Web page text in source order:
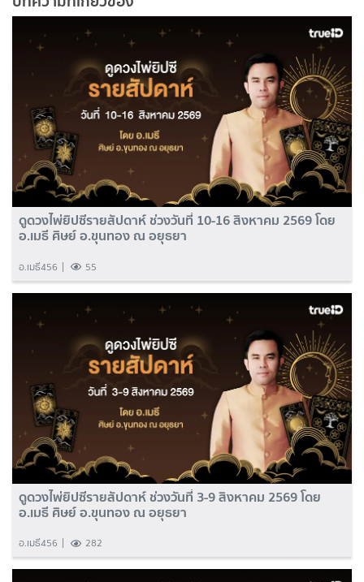
ดูดวงไพ่ยิปซีรายสัปดาห์ ช่วงวันที่ 10-16 สิงหาคม 2569 โดย
อ.เมธี ศิษย์ อ.ขุนทอง ณ อยุธยา
อ.เมธี456 55
ดูดวงไพ่ยิปซีรายสัปดาห์ ช่วงวันที่ 3-9 สิงหาคม 2569 โดย
อ.เมธี ศิษย์ อ.ขุนทอง ณ อยุธยา
อ.เมธี456 282